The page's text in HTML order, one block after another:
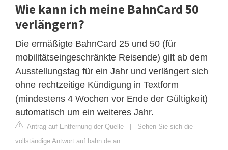
Wie kann ich meine BahnCard 50
verlängern?
Die ermäßigte BahnCard 25 und 50 (für
mobilitätseingeschränkte Reisende) gilt ab dem
Ausstellungstag für ein Jahr und verlängert sich
ohne rechtzeitige Kündigung in Textform
(mindestens 4 Wochen vor Ende der Gültigkeit)
automatisch um ein weiteres Jahr.
Antrag auf Entfernung der Quelle
Sehen Sie sich die
vollständige Antwort auf bahn.de an